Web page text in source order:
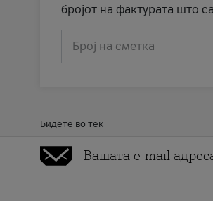
бројот на фактурата што
Број на сметка
Бидете во тек